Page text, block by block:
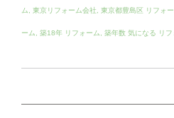
ム 東京リフォーム会社 東京都豊島区 リフォ
ーム 築18年 リフォーム 築年数 気になる リフ